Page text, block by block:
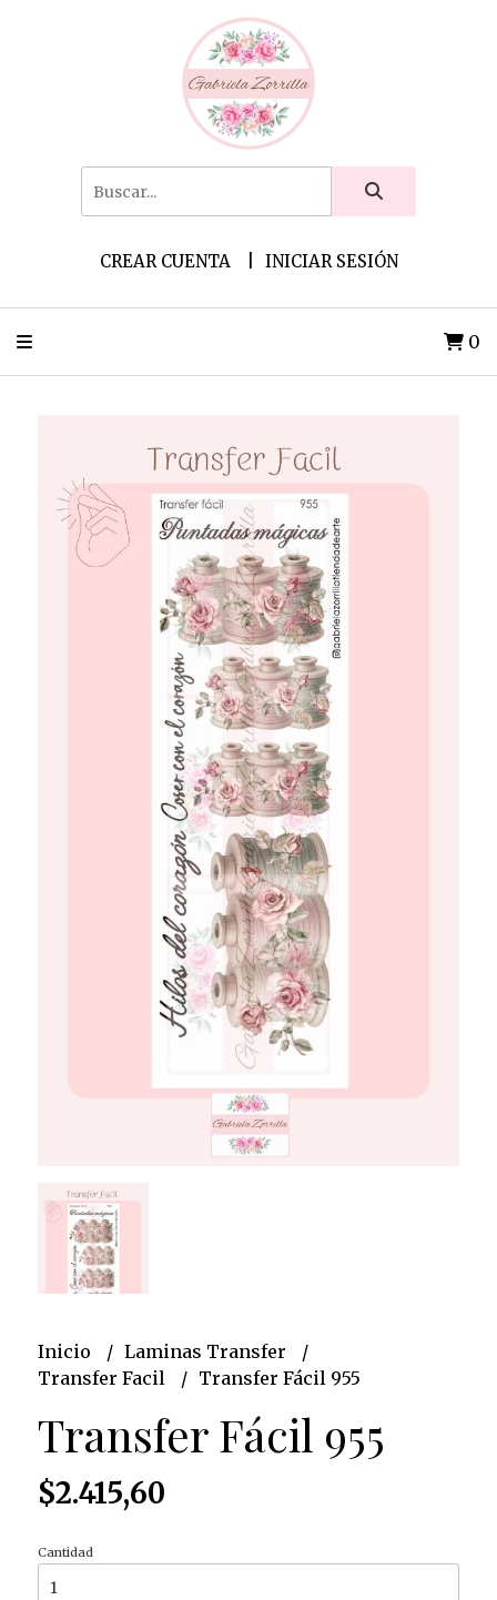
CREAR CUENTA INICIAR SESIÓN
0
Inicio
Laminas Transfer
Transfer Facil
Transfer Fácil 955
Transfer Fácil 955
$2.415,60
Cantidad